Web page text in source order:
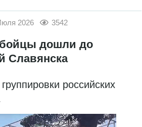
2026 3542
дошли до
Славянска
российских